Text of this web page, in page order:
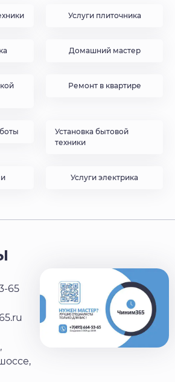
Услуги плиточника
Домашний мастер
Ремонт в квартире
Установка бытовой
техники
Услуги электрика
65